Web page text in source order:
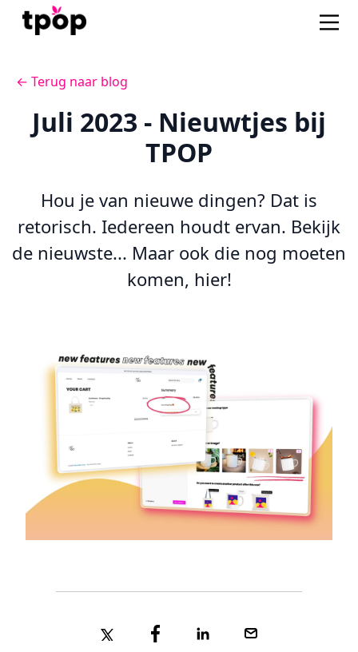
← Terug naar blog
Juli 2023 - Nieuwtjes bij
TPOP
Hou je van nieuwe dingen? Dat is
retorisch. Iedereen houdt ervan. Bekijk
de nieuwste... Maar ook die nog moeten
komen, hier!